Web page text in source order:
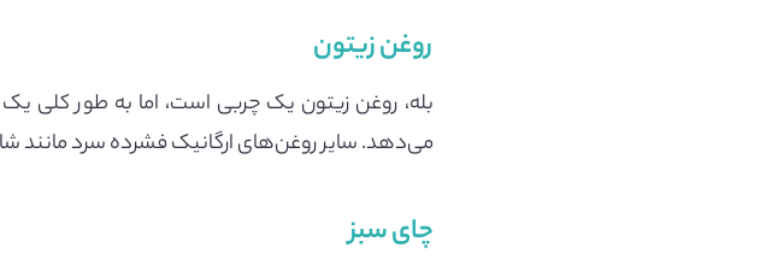
روغن زیتون
بله، روغن زیتون یک چربی است، اما به طور
می‌دهد. سایر روغن‌های ارگانیک فشرده سرد مانند
چای سبز